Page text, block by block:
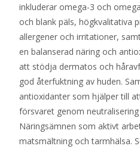
inkluderar omega-3 och
och blank päls, högkvalitativa
allergener och irritationer,
en balanserad näring och
att stödja dermatos och
god återfuktning av huden.
antioxidanter som hjälper till
försvaret genom
Näringsämnen som aktivt
matsmältning och tarmhälsa.